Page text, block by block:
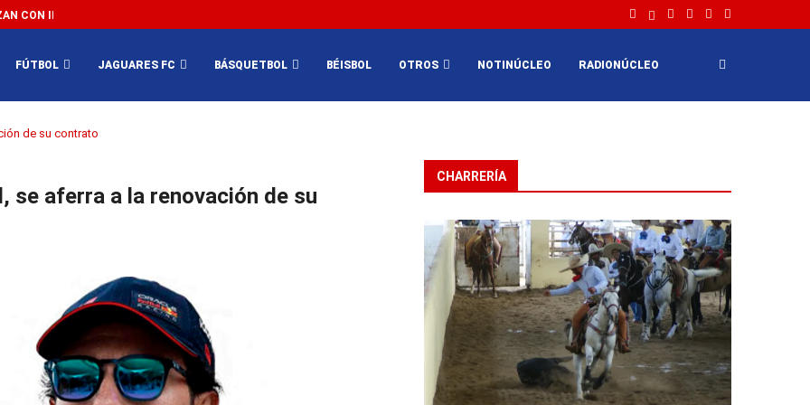
CON IMPEDIR EL MÉXICO VS SUDÁFRICA...
FÚTBOL JAGUARES FC BÁSQUETBOL BÉISBOL OTROS NOTINÚCLEO RADIONÚCLEO
de su contrato
se aferra a la renovación de su
CHARRERÍA